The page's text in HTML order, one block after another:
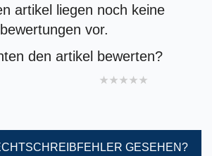
artikel liegen noch keine
bewertungen vor.
den artikel bewerten?
4 stars
3 stars
2 stars
1 star
GESEHEN?